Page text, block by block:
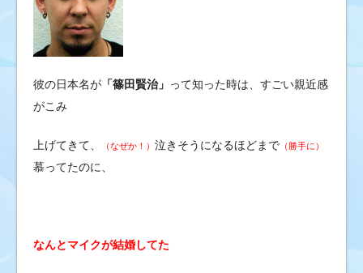
彼の日本名が 「篠田賢治」 って知った時は、すごい親近感
がこみ
上げてきて、 （なぜか！） 泣きそうになるほどまで （勝手に）
慕ってたのに、
なんとマイクが結婚してた